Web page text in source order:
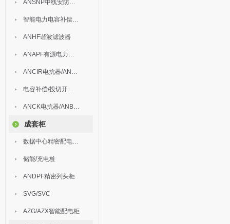
ANSNP中线安防保护器
智能电力电容补偿装置
ANHF谐波滤波器
ANAPF有源电力滤波器
ANCIR电抗器/ANHPD300谐波保护器
电容补偿/投切开关/ARC
ANCK电抗器/ANBSMJ自愈式低压并联电容器
成套柜
数据中心精密配电监控装置
储能/充电桩
ANDPF精密列头柜
SVG/SVC
AZG/AZX智能配电柜